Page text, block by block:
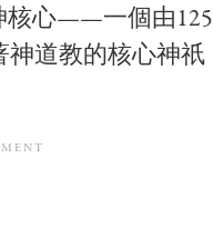
心——一個由
道教的核心神